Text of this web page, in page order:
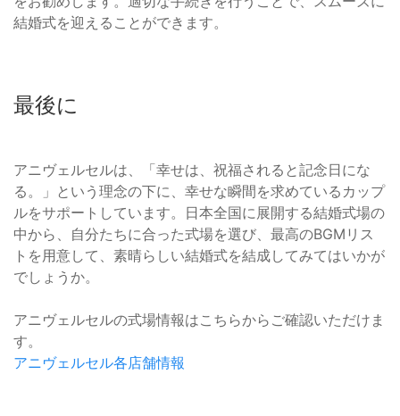
結婚式を迎えることができます。
最後に
アニヴェルセルは、「幸せは、祝福されると記念日にな
る。」という理念の下に、幸せな瞬間を求めているカップ
ルをサポートしています。日本全国に展開する結婚式場の
中から、自分たちに合った式場を選び、最高のBGMリス
トを用意して、素晴らしい結婚式を結成してみてはいかが
でしょうか。
アニヴェルセルの式場情報はこちらからご確認いただけま
す。
アニヴェルセル各店舗情報